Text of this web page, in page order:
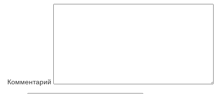
Комментарий